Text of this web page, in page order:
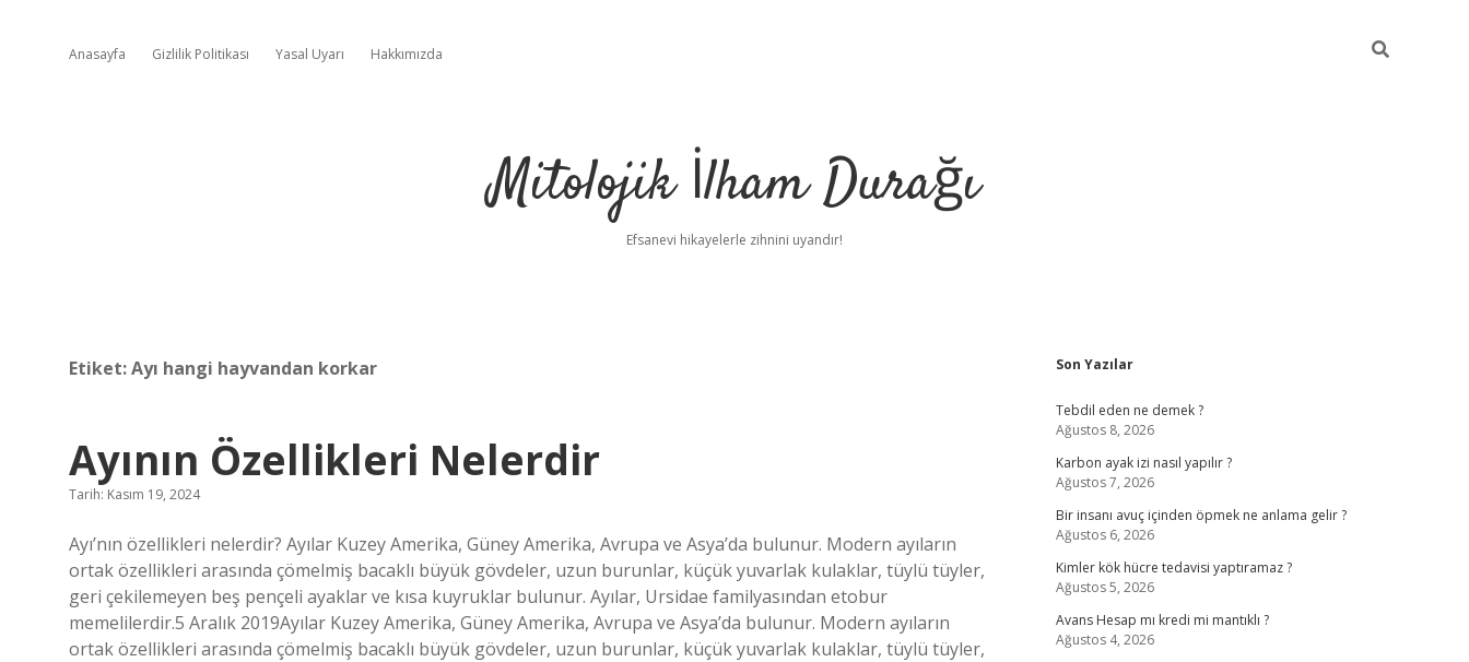
Anasayfa Gizlilik Politikası Yasal Uyarı Hakkımızda
Mitolojik İlham Durağı
Efsanevi hikayelerle zihnini uyandır!
Etiket:Ayı hangi hayvandan korkar
Ayının Özellikleri Nelerdir
Tarih: Kasım 19, 2024
Ayı’nın özellikleri nelerdir? Ayılar Kuzey Amerika, Güney Amerika, Avrupa ve Asya’da bulunur. Modern ayıların
ortak özellikleri arasında çömelmiş bacaklı büyük gövdeler, uzun burunlar, küçük yuvarlak kulaklar, tüylü tüyler,
geri çekilemeyen beş pençeli ayaklar ve kısa kuyruklar bulunur. Ayılar, Ursidae familyasından etobur
memelilerdir.5 Aralık 2019Ayılar Kuzey Amerika, Güney Amerika, Avrupa ve Asya’da bulunur. Modern ayıların
ortak özellikleri arasında çömelmiş bacaklı büyük gövdeler, uzun burunlar, küçük yuvarlak kulaklar, tüylü tüyler,
Sidebar
Son Yazılar
Tebdil eden ne demek ?
Ağustos 8, 2026
Karbon ayak izi nasıl yapılır ?
Ağustos 7, 2026
Bir insanı avuç içinden öpmek ne anlama gelir ?
Ağustos 6, 2026
Kimler kök hücre tedavisi yaptıramaz ?
Ağustos 5, 2026
Avans Hesap mı kredi mi mantıklı ?
Ağustos 4, 2026